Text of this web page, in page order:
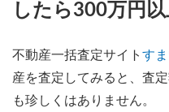
したら300万円
不動産一括査定サイト す
産を査定してみると、査
も珍しくはありません。